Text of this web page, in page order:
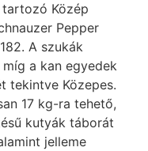
Közép
Pepper
A szukák
a kan egyedek
tekintve Közepes.
17 kg-ra tehető,
kutyák táborát
jelleme